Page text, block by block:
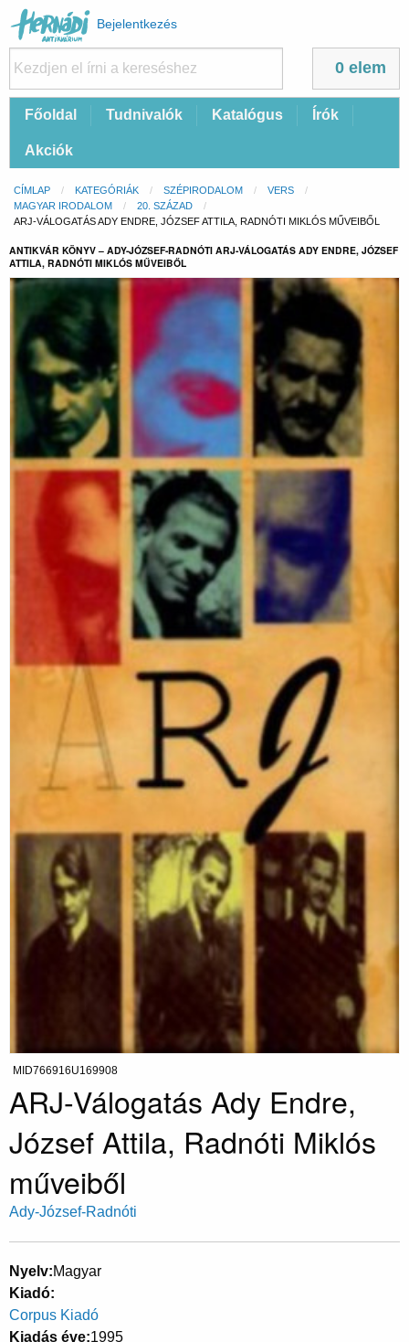
Felhasználói
fiók
menüje
Bejelentkezés
0 elem
FőFőoldal Tudnivalók Katalógus Írók
Akciók
Morzsa
CÍMLAP KATEGÓRIÁK SZÉPIRODALOM
VERS
MAGYAR IRODALOM
20. SZÁZAD
CURRENT:
ARJ-VÁLOGATÁS ADY ENDRE, JÓZSEF ATTILA, RADNÓTI MIKLÓS MŰVEIBŐL
ANTIKVÁR KÖNYV – ADY-JÓZSEF-RADNÓTI ARJ-VÁLOGATÁS ADY ENDRE, JÓZSEF
ATTILA, RADNÓTI MIKLÓS MŰVEIBŐL
MID766916U169908
ARJ-Válogatás Ady Endre,
József Attila, Radnóti Miklós
műveiből
Ady-József-Radnóti
Nyelv Magyar
Kiadó
Corpus Kiadó
Kiadás éve 1995